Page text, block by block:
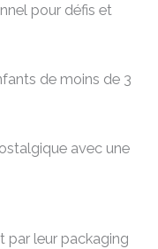
pour défis et
de moins de 3
avec une
par leur packaging